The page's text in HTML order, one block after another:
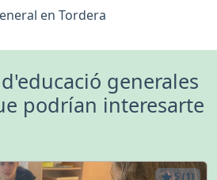
en Tordera
generales
podrían interesarte
5 (1)